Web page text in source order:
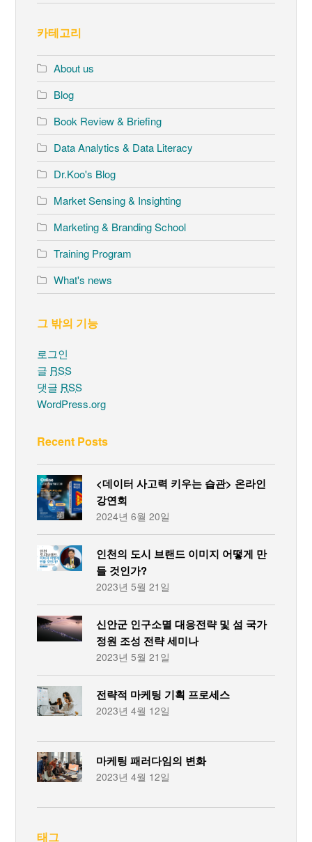
카테고리
About us
Blog
Book Review & Briefing
Data Analytics & Data Literacy
Dr.Koo's Blog
Market Sensing & Insighting
Marketing & Branding School
Training Program
What's news
그 밖의 기능
로그인
글 RSS
댓글 RSS
WordPress.org
Recent Posts
<데이터 사고력 키우는 습관> 온라인
강연회
2024년 6월 20일
인천의 도시 브랜드 이미지 어떻게 만
들 것인가?
2023년 5월 21일
신안군 인구소멸 대응전략 및 섬 국가
정원 조성 전략 세미나
2023년 5월 21일
전략적 마케팅 기획 프로세스
2023년 4월 12일
마케팅 패러다임의 변화
2023년 4월 12일
태그